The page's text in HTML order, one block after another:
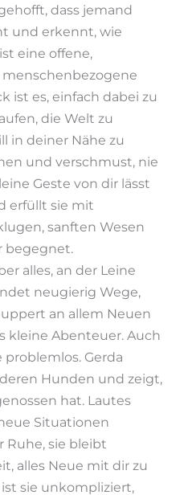
dass jemand
und erkennt, wie
eine offene,
ist es, einfach dabei zu
die Welt zu
in deiner Nähe zu
und verschmust, nie
Geste von dir lässt
erfüllt sie mit
sanften Wesen
begegnet.
alles, an der Leine
neugierig Wege,
an allem Neuen
kleine Abenteuer. Auch
Gerda
Hunden und zeigt,
hat. Lautes
Situationen
Ruhe, sie bleibt
alles Neue mit dir zu
sie unkompliziert,